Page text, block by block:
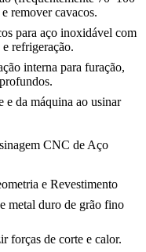
remover cavacos.
para aço inoxidável com
refrigeração.
interna para furação,
e da máquina ao usinar
CNC de Aço
e Revestimento
metal duro de grão fino
forças de corte e calor.